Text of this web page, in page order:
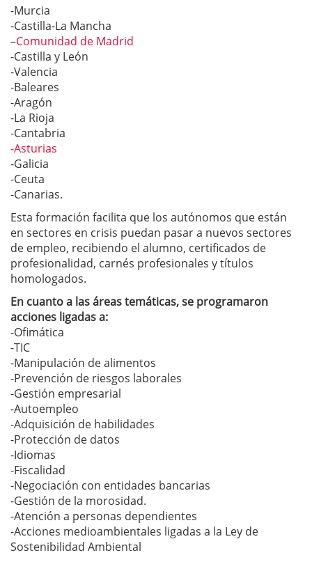
-Murcia
-Castilla-La Mancha
–Comunidad de Madrid
-Castilla y León
-Valencia
-Baleares
-Aragón
-La Rioja
-Cantabria
-Asturias
-Galicia
-Ceuta
-Canarias.
Esta formación facilita que los autónomos que están
en sectores en crisis puedan pasar a nuevos sectores
de empleo, recibiendo el alumno, certificados de
profesionalidad, carnés profesionales y títulos
homologados.
En cuanto a las áreas temáticas, se programaron
acciones ligadas a:
-Ofimática
-TIC
-Manipulación de alimentos
-Prevención de riesgos laborales
-Gestión empresarial
-Autoempleo
-Adquisición de habilidades
-Protección de datos
-Idiomas
-Fiscalidad
-Negociación con entidades bancarias
-Gestión de la morosidad.
-Atención a personas dependientes
-Acciones medioambientales ligadas a la Ley de
Sostenibilidad Ambiental